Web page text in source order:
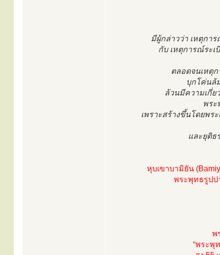
มีผู้กล่าวว่า เหตุกา
กับ เหตุการณ์ระเ
ตลอดจนเหตุ
บุกโค่นล้
ล้วนมีความเกี่
พร
เพราะสร้างขึ้นโดยพร
และยุติธ
หุบเขาบามิยัน
พระพุทธรูปป
พ
“พระพุ